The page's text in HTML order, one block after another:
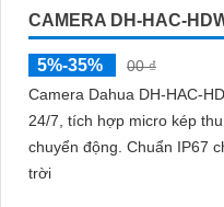
CAMERA DH-HAC-
5%-35%
00 ₫
Camera Dahua DH-HAC-
24/7, tích hợp micro kép
chuyển động. Chuẩn IP67 chống nước, hoạt động bền ngoài
trời